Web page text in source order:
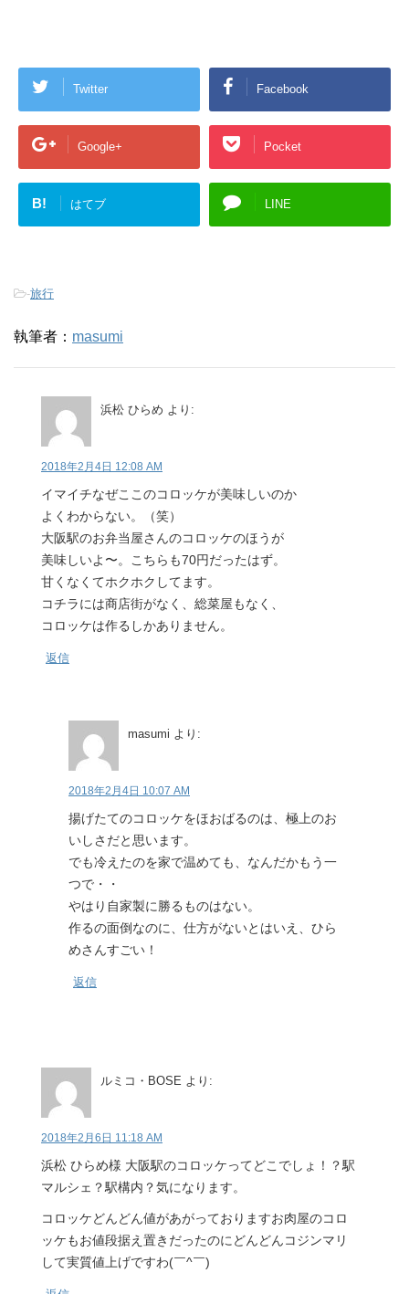
Twitter Facebook
Google+ Pocket
B! はてブ LINE
-旅行
執筆者： masumi
浜松 ひらめ より:
2018年2月4日 12:08 AM
イマイチなぜここのコロッケが美味しいのか
よくわからない。（笑）
大阪駅のお弁当屋さんのコロッケのほうが
美味しいよ〜。こちらも70円だったはず。
甘くなくてホクホクしてます。
コチラには商店街がなく、総菜屋もなく、
コロッケは作るしかありません。
返信
masumi より:
2018年2月4日 10:07 AM
揚げたてのコロッケをほおばるのは、極上のお
いしさだと思います。
でも冷えたのを家で温めても、なんだかもう一
つで・・
やはり自家製に勝るものはない。
作るの面倒なのに、仕方がないとはいえ、ひら
めさんすごい！
返信
ルミコ・BOSE より:
2018年2月6日 11:18 AM
浜松 ひらめ様 大阪駅のコロッケってどこでしょ！？駅
マルシェ？駅構内？気になります。
コロッケどんどん値があがっておりますお肉屋のコロ
ッケもお値段据え置きだったのにどんどんコジンマリ
して実質値上げですわ(￣^￣)